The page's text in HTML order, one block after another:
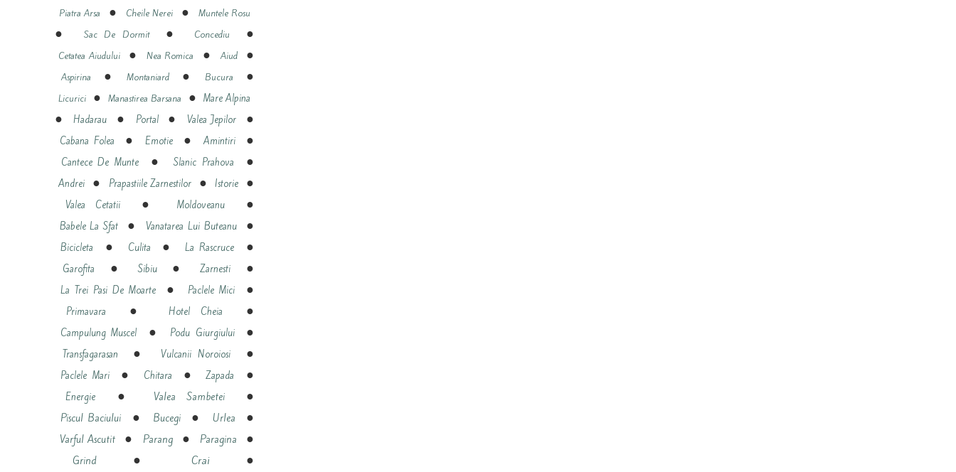
Piatra Arsa ● Cheile Nerei● Muntele Rosu
● Sac De Dormit● Concediu ●
Cetatea Aiudului● Nea Romica ●Aiud●
Aspirina ●Montaniard ● Bucura ●
Licurici ●Manastirea Barsana ● Mare Alpina
●Hadarau ● Portal● Valea Jepilor ●
Cabana Folea ●Emotie ●Amintiri ●
Cantece De Munte●Slanic Prahova ●
Andrei ● Prapastiile Zarnestilor ●Istorie ●
Valea Cetatii●Moldoveanu ●
Babele La Sfat ● Vanatarea Lui Buteanu●
Bicicleta ● Culita ● La Rascruce ●
Garofita ●Sibiu●Zarnesti ●
La Trei Pasi De Moarte● Paclele Mici ●
Primavara ●Hotel Cheia ●
Campulung Muscel ● Podu Giurgiului●
Transfagarasan ● Vulcanii Noroiosi ●
Paclele Mari● Chitara ●Zapada ●
Energie ● Valea Sambetei●
Piscul Baciului ● Bucegi ● Urlea ●
Varful Ascutit ● Parang● Paragina ●
Grind ● Crai
●